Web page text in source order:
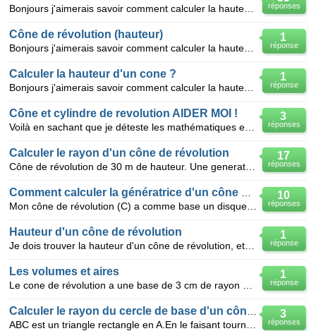
réponses
1
réponse
Cône de révolution (hauteur)
1
réponse
Calculer la hauteur d'un cone ?
3
réponses
Cône et cylindre de revolution AIDER MOI !
17
réponses
Calculer le rayon d'un cône de révolution
10
réponses
1
réponse
Hauteur d'un cône de révolution
1
réponse
Les volumes et aires
3
réponses